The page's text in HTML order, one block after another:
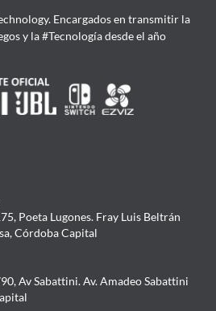
Encargados en transmitir la
y la #Tecnología desde el año
Poeta Lugones. Fray Luis Beltrán
Córdoba Capital
Av Sabattini. Av. Amadeo Sabattini